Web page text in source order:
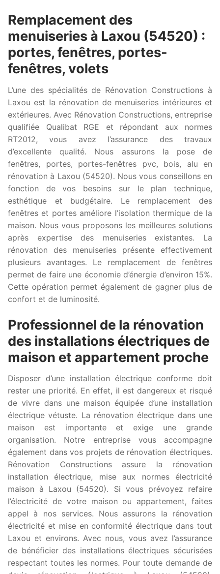
Remplacement des
menuiseries à Laxou (54520) :
portes, fenêtres, portes-
fenêtres, volets
L’une des spécialités de Rénovation Constructions à
Laxou est la rénovation de menuiseries intérieures et
extérieures. Avec Rénovation Constructions, entreprise
qualifiée Qualibat RGE et répondant aux normes
RT2012, vous avez l’assurance des travaux
d’excellente qualité. Nous assurons la pose de
fenêtres, portes, portes-fenêtres pvc, bois, alu en
rénovation à Laxou (54520). Nous vous conseillons en
fonction de vos besoins sur le plan technique,
esthétique et budgétaire. Le remplacement des
fenêtres et portes améliore l’isolation thermique de la
maison. Nous vous proposons les meilleures solutions
après expertise des menuiseries existantes. La
rénovation des menuiseries présente effectivement
plusieurs avantages. Le remplacement de fenêtres
permet de faire une économie d’énergie d’environ 15%.
Cette opération permet également de gagner plus de
confort et de luminosité.
Professionnel de la rénovation
des installations électriques de
maison et appartement proche
Disposer d’une installation électrique conforme doit
rester une priorité. En effet, il est dangereux et risqué
de vivre dans une maison équipée d’une installation
électrique vétuste. La rénovation électrique dans une
maison est importante et exige une grande
organisation. Notre entreprise vous accompagne
également dans vos projets de rénovation électriques.
Rénovation Constructions assure la rénovation
installation électrique, mise aux normes électricité
maison à Laxou (54520). Si vous prévoyez refaire
l’électricité de votre maison ou appartement, faites
appel à nos services. Nous assurons la rénovation
électricité et mise en conformité électrique dans tout
Laxou et environs. Avec nous, vous avez l’assurance
de bénéficier des installations électriques sécurisées
respectant toutes les normes. Pour toute demande de